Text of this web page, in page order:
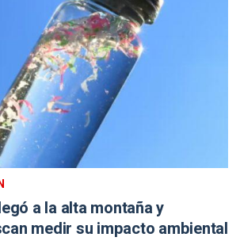
a la alta montaña y
medir su impacto ambiental